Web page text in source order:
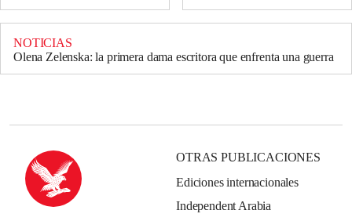
NOTICIAS
Olena Zelenska: la primera dama escritora que enfrenta una guerra
OTRAS PUBLICACIONES
Ediciones internacionales
Independent Arabia